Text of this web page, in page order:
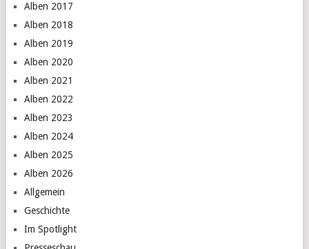
Alben 2017
Alben 2018
Alben 2019
Alben 2020
Alben 2021
Alben 2022
Alben 2023
Alben 2024
Alben 2025
Alben 2026
Allgemein
Geschichte
Im Spotlight